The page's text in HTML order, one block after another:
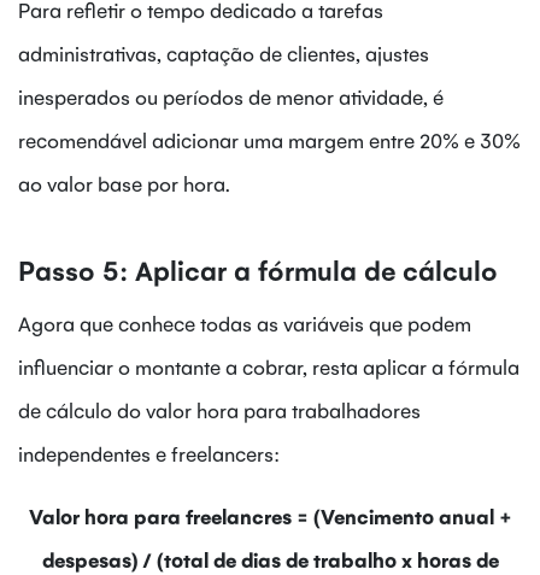
Para refletir o tempo dedicado a tarefas
administrativas, captação de clientes, ajustes
inesperados ou períodos de menor atividade, é
recomendável adicionar uma margem entre 20% e 30%
ao valor base por hora.
Passo 5: Aplicar a fórmula de cálculo
Agora que conhece todas as variáveis que podem
influenciar o montante a cobrar, resta aplicar a fórmula
de cálculo do valor hora para trabalhadores
independentes e freelancers:
Valor hora para freelancres = (Vencimento anual +
despesas) / (total de dias de trabalho x horas de